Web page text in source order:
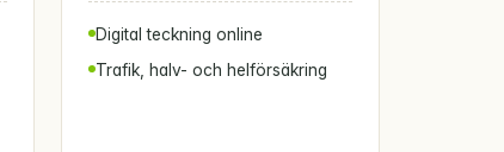
Digital teckning online
Trafik, halv- och helförsäkring